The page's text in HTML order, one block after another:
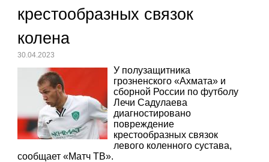
крестообразных связок
колена
30.04.2023
У полузащитника
грозненского «Ахмата» и
сборной России по футболу
Лечи Садулаева
диагностировано
повреждение
крестообразных связок
левого коленного сустава,
сообщает «Матч ТВ».